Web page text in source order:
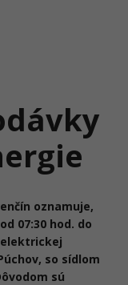
oznamuje,
07:30 hod. do
elektrickej
so sídlom
sú